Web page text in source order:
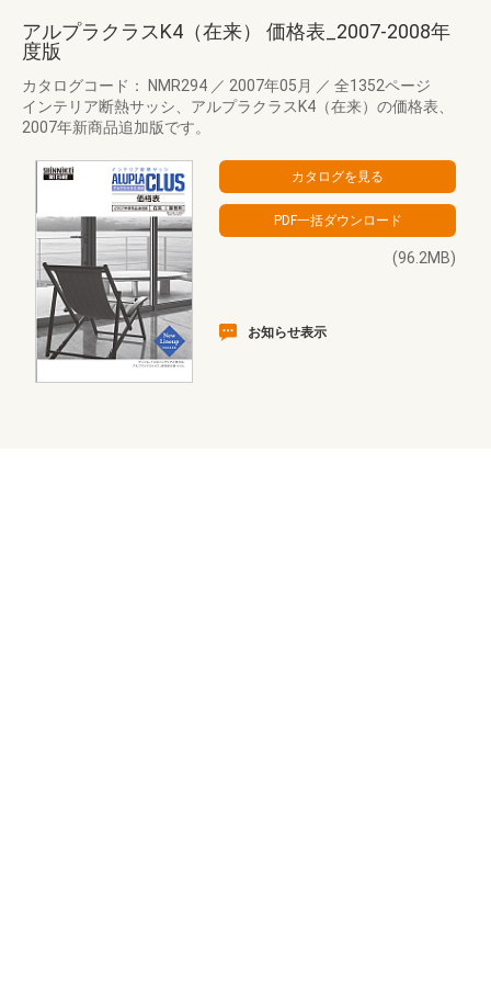
アルプラクラスK4（在来） 価格表_2007-2008年
度版
カタログコード： NMR294 ／ 2007年05月 ／ 全1352ページ
インテリア断熱サッシ、アルプラクラスK4（在来）の価格表、
2007年新商品追加版です。
(96.2MB)
お知らせ表示